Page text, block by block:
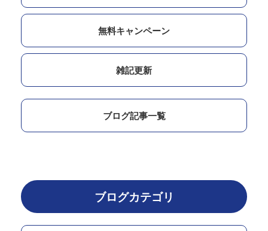
無料キャンペーン
雑記更新
ブログ記事一覧
ブログカテゴリ